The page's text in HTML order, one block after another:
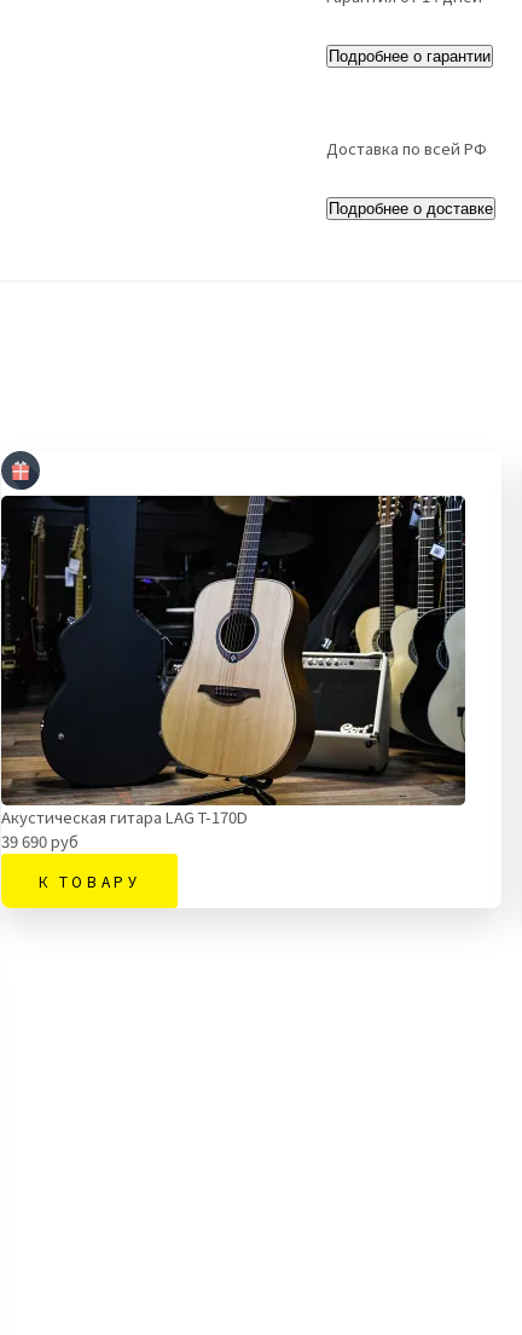
Подробнее о гарантии
Доставка по всей РФ
Подробнее о доставке
Акустическая гитара LAG T-170D
39 690 руб
К ТОВАРУ